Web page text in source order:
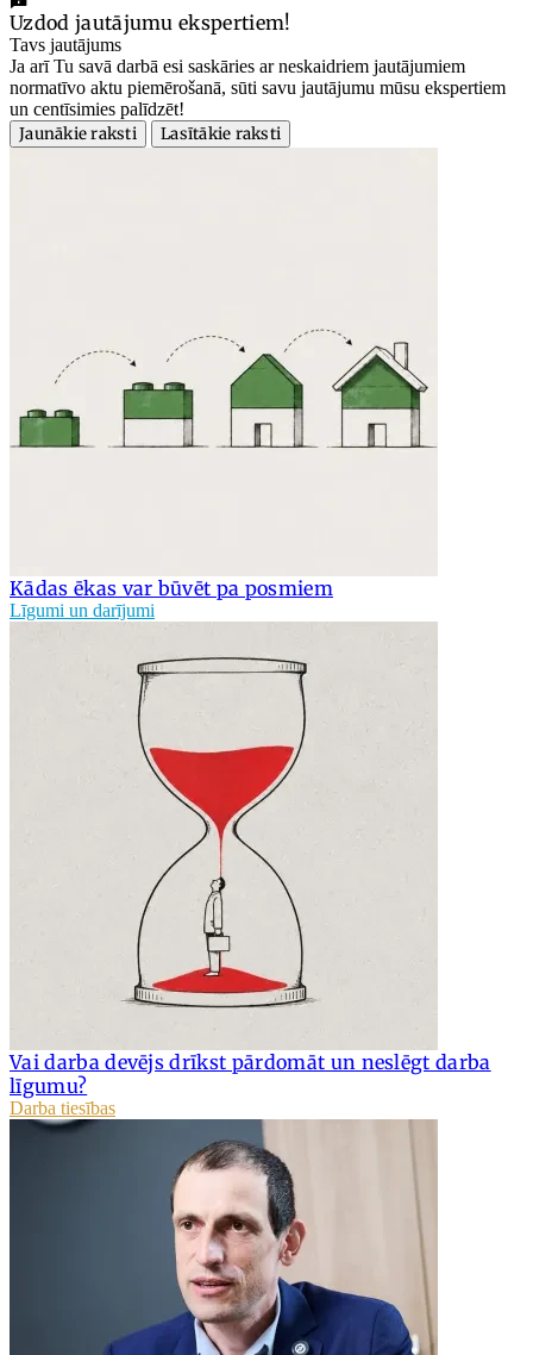
Uzdod jautājumu ekspertiem!
Tavs jautājums
Ja arī Tu savā darbā esi saskāries ar neskaidriem jautājumiem
normatīvo aktu piemērošanā, sūti savu jautājumu mūsu ekspertiem
un centīsimies palīdzēt!
Jaunākie raksti
Lasītākie raksti
Kādas ēkas var būvēt pa posmiem
Līgumi un darījumi
Vai darba devējs drīkst pārdomāt un neslēgt darba
līgumu?
Darba tiesības